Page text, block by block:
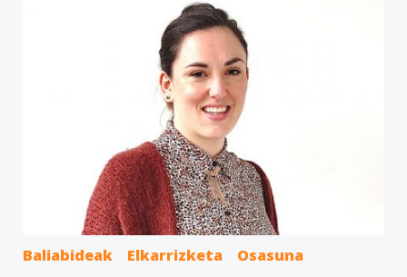
Baliabideak Elkarrizketa Osasuna